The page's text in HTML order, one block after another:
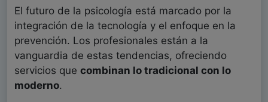
El futuro de la psicología está marcado por la
integración de la tecnología y el enfoque en la
prevención. Los profesionales están a la
vanguardia de estas tendencias, ofreciendo
servicios que combinan lo tradicional con lo
moderno.